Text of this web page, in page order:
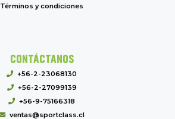
Términos y condiciones
CONTÁCTANOS
+56-2-23068130
+56-2-27099139
+56-9-75166318
ventas@sportclass.cl